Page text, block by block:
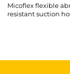
Micoflex flexible
resistant suction